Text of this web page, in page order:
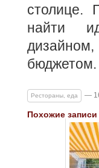
столице.
найти
бюджетом.
Рестораны, еда —
Похожие записи